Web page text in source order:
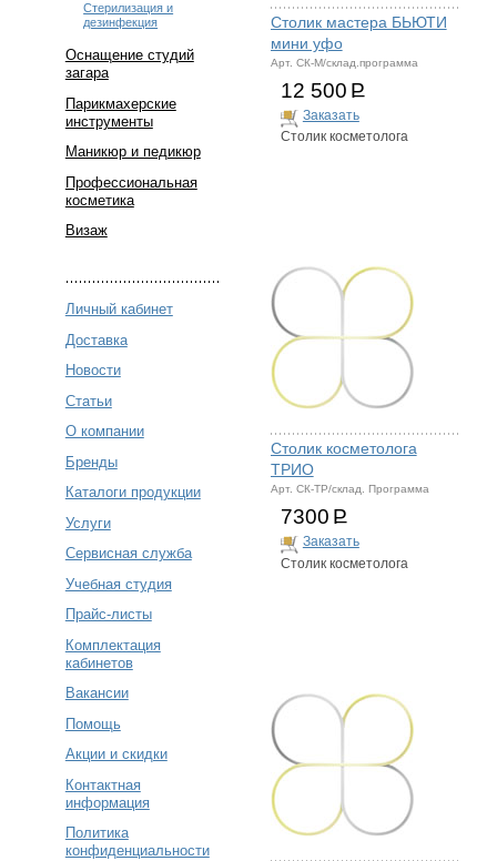
Стерилизация и
дезинфекция
Оснащение студий
загара
Парикмахерские
инструменты
Маникюр и педикюр
Профессиональная
косметика
Визаж
Личный кабинет
Доставка
Новости
Статьи
О компании
Бренды
Каталоги продукции
Услуги
Сервисная служба
Учебная студия
Прайс-листы
Комплектация
кабинетов
Вакансии
Помощь
Акции и скидки
Контактная
информация
Политика
конфиденциальности
Столик мастера БЬЮТИ
мини уфо
Арт. СК-М/склад.программа
12 500 Р
Заказать
Столик косметолога
Столик косметолога
ТРИО
Арт. СК-ТР/склад. Программа
7300 Р
Заказать
Столик косметолога